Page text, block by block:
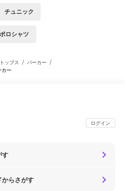
チュニック
ポロシャツ
トップス / パーカー /
カー
ログイン
す
からさがす